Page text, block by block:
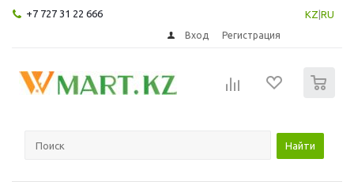
+7 727 31 22 666 KZ RU
Вход Регистрация
Найти